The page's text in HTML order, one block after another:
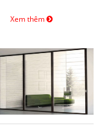
Xem thêm